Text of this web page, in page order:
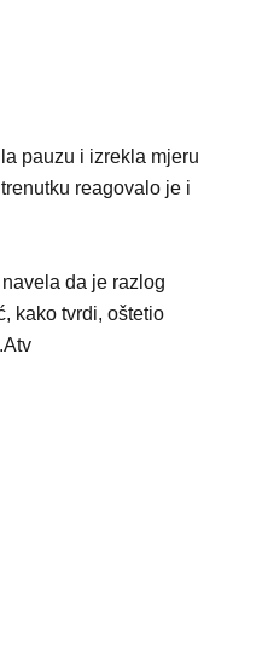
pauzu i izrekla mjeru
reagovalo je i
da je razlog
kako tvrdi, oštetio